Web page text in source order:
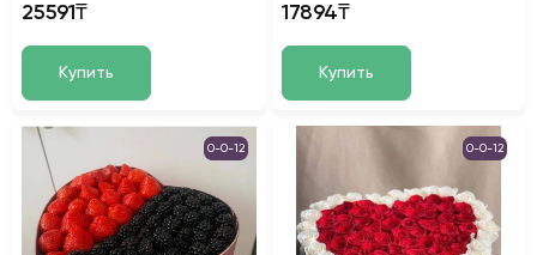
25591₸
Купить
17894₸
Купить
0-0-12 0-0-12